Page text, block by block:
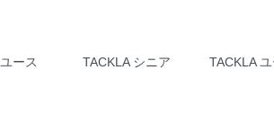
ース TACKLA シニア TACKLA